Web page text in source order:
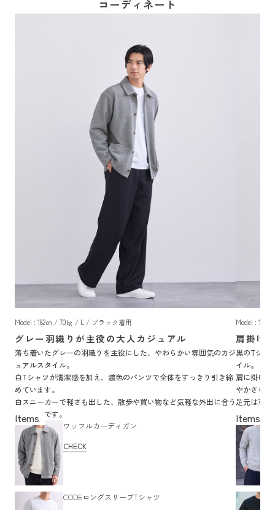
コーディネート
Model : 182㎝ / 70㎏ / L / ブラック着用
グレー羽織りが主役の大人カジュアル
落ち着いたグレーの羽織りを主役にした、やわらかい雰囲気のカジ
ュアルスタイル。
白Tシャツが清潔感を加え、濃色のパンツで全体をすっきり引き締
めています。
白スニーカーで軽さも出した、散歩や買い物など気軽な外出に合う
着こなしです。
ワッフルカーディガン
CHECK
CODEロングスリーブTシャツ
Model : 183
肩掛け
黒のTシャ
イル。
肩に掛け
やかさを加
足元は革
囲気の着